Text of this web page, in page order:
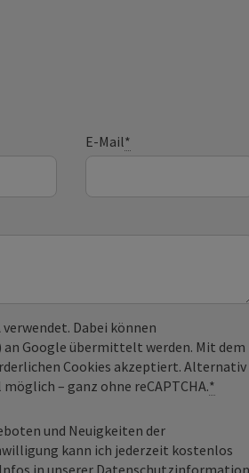
E-Mail*
Dabei können
an Google übermittelt werden. Mit dem
Cookies akzeptiert. Alternativ
– ganz ohne reCAPTCHA.*
und Neuigkeiten der
kann ich jederzeit kostenlos
in unsererDatenschutzinformation